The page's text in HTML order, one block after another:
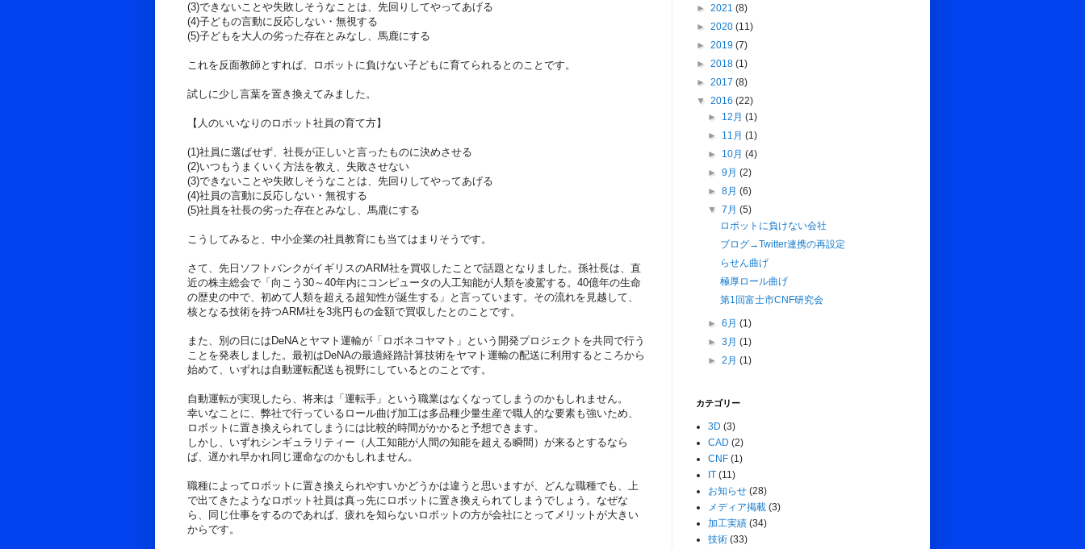
(3)できないことや失敗しそうなことは、先回りしてやってあげる
(4)子どもの言動に反応しない・無視する
(5)子どもを大人の劣った存在とみなし、馬鹿にする
これを反面教師とすれば、ロボットに負けない子どもに育てられるとのことです。
試しに少し言葉を置き換えてみました。
【人のいいなりのロボット社員の育て方】
(1)社員に選ばせず、社長が正しいと言ったものに決めさせる
(2)いつもうまくいく方法を教え、失敗させない
(3)できないことや失敗しそうなことは、先回りしてやってあげる
(4)社員の言動に反応しない・無視する
(5)社員を社長の劣った存在とみなし、馬鹿にする
こうしてみると、中小企業の社員教育にも当てはまりそうです。
さて、先日ソフトバンクがイギリスのARM社を買収したことで話題となりました。孫社長は、直
近の株主総会で「向こう30～40年内にコンピュータの人工知能が人類を凌駕する。40億年の生命
の歴史の中で、初めて人類を超える超知性が誕生する」と言っています。その流れを見越して、
核となる技術を持つARM社を3兆円もの金額で買収したとのことです。
また、別の日にはDeNAとヤマト運輸が「ロボネコヤマト」という開発プロジェクトを共同で行う
ことを発表しました。最初はDeNAの最適経路計算技術をヤマト運輸の配送に利用するところから
始めて、いずれは自動運転配送も視野にしているとのことです。
自動運転が実現したら、将来は「運転手」という職業はなくなってしまうのかもしれません。
幸いなことに、弊社で行っているロール曲げ加工は多品種少量生産で職人的な要素も強いため、
ロボットに置き換えられてしまうには比較的時間がかかると予想できます。
しかし、いずれシンギュラリティー（人工知能が人間の知能を超える瞬間）が来るとするなら
ば、遅かれ早かれ同じ運命なのかもしれません。
職種によってロボットに置き換えられやすいかどうかは違うと思いますが、どんな職種でも、上
で出てきたようなロボット社員は真っ先にロボットに置き換えられてしまうでしょう。なぜな
ら、同じ仕事をするのであれば、疲れを知らないロボットの方が会社にとってメリットが大きい
からです。
► 2021 (8)
► 2020 (11)
► 2019 (7)
► 2018 (1)
► 2017 (8)
▼ 2016 (22)
► 12月(1)
► 11月(1)
► 10月(4)
►9月(2)
►8月(6)
▼7月(5)
ロボットに負けない会社
ブログ→Twitter連携の再設定
らせん曲げ
極厚ロール曲げ
第1回富士市CNF研究会
►6月(1)
►3月(1)
►2月(1)
カテゴリー
3D (3)
CAD (2)
CNF (1)
IT (11)
お知らせ (28)
メディア掲載 (3)
加工実績 (34)
技術 (33)